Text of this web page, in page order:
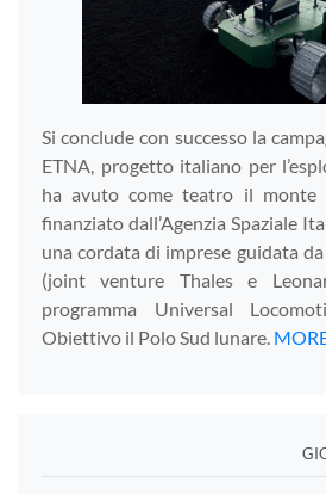
Si conclude con successo la
ETNA, progetto italiano per
ha avuto come teatro il monte
finanziato dall’Agenzia Spaziale
una cordata di imprese guidata
(joint venture Thales e
programma Universal
Obiettivo il Polo Sud lunare.